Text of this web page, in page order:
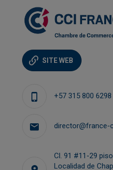
SITE WEB
+57 315 800 6298
director@france-
Cl. 91 #11-29
Localidad de